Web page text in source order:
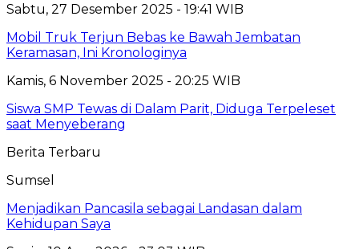
Sabtu, 27 Desember 2025 - 19:41 WIB
Mobil Truk Terjun Bebas ke Bawah Jembatan
Keramasan, Ini Kronologinya
Kamis, 6 November 2025 - 20:25 WIB
Siswa SMP Tewas di Dalam Parit, Diduga Terpeleset
saat Menyeberang
Berita Terbaru
Sumsel
Menjadikan Pancasila sebagai Landasan dalam
Kehidupan Saya